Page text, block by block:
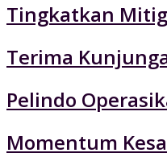
Tingkatkan
Terima
Pelindo
Momentum